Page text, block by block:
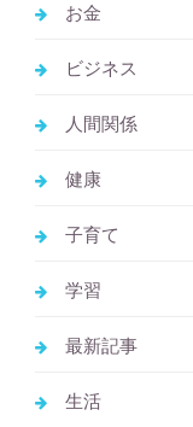
お金
ビジネス
人間関係
健康
子育て
学習
最新記事
生活